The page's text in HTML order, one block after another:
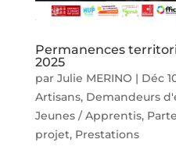
Permanences
2025
par Julie MERINO | Déc
Artisans, Demandeurs
Jeunes / Apprentis,
projet, Prestations